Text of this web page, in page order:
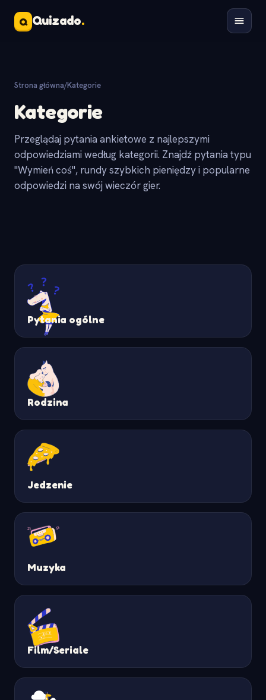
Q Quizado.
Strona główna/Kategorie
Kategorie
Przeglądaj pytania ankietowe z najlepszymi
odpowiedziami według kategorii. Znajdź pytania typu
"Wymień coś", rundy szybkich pieniędzy i popularne
odpowiedzi na swój wieczór gier.
Pytania ogólne
Rodzina
Jedzenie
Muzyka
Film/Seriale